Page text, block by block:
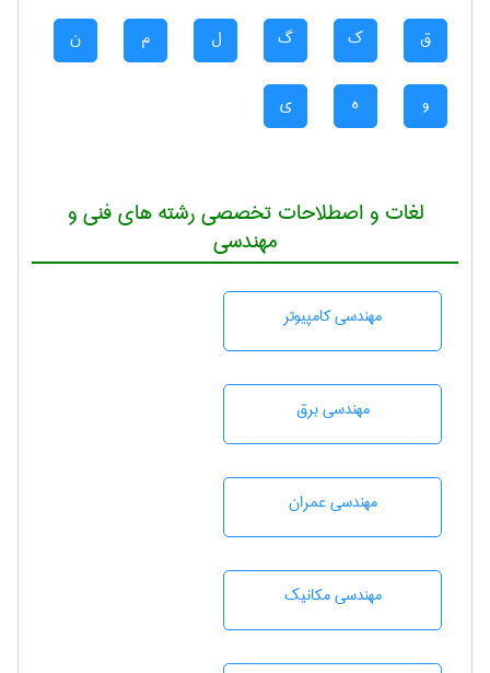
ق ک گ ل م ن
و ه ی
لغات و اصطلاحات تخصصی رشته های فنی و
مهندسی
مهندسی كامپيوتر
مهندسی برق
مهندسی عمران
مهندسی مکانیک